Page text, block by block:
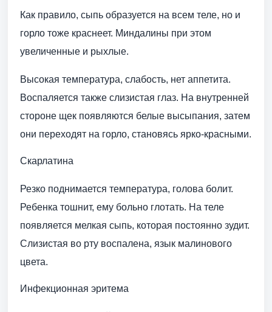
Как правило, сыпь образуется на всем теле, но и
горло тоже краснеет. Миндалины при этом
увеличенные и рыхлые.
Высокая температура, слабость, нет аппетита.
Воспаляется также слизистая глаз. На внутренней
стороне щек появляются белые высыпания, затем
они переходят на горло, становясь ярко-красными.
Скарлатина
Резко поднимается температура, голова болит.
Ребенка тошнит, ему больно глотать. На теле
появляется мелкая сыпь, которая постоянно зудит.
Слизистая во рту воспалена, язык малинового
цвета.
Инфекционная эритема